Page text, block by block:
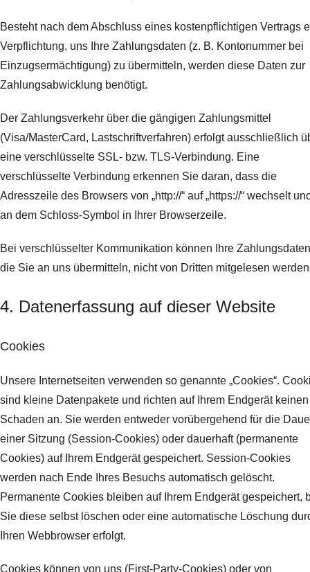
Besteht nach dem Abschluss eines kostenpflichtigen Vertrags
Verpflichtung, uns Ihre Zahlungsdaten (z. B. Kontonummer bei
Einzugsermächtigung) zu übermitteln, werden diese Daten zur
Zahlungsabwicklung benötigt.
Der Zahlungsverkehr über die gängigen Zahlungsmittel
(Visa/MasterCard, Lastschriftverfahren) erfolgt ausschließlich
eine verschlüsselte SSL- bzw. TLS-Verbindung. Eine
verschlüsselte Verbindung erkennen Sie daran, dass die
Adresszeile des Browsers von „http://“ auf „https://“ wechselt
an dem Schloss-Symbol in Ihrer Browserzeile.
Bei verschlüsselter Kommunikation können Ihre
die Sie an uns übermitteln, nicht von Dritten mitgelesen
4. Datenerfassung auf dieser Website
Cookies
Unsere Internetseiten verwenden so genannte „Cookies“.
sind kleine Datenpakete und richten auf Ihrem Endgerät keinen
Schaden an. Sie werden entweder vorübergehend für die
einer Sitzung (Session-Cookies) oder dauerhaft (permanente
Cookies) auf Ihrem Endgerät gespeichert. Session-Cookies
werden nach Ende Ihres Besuchs automatisch gelöscht.
Permanente Cookies bleiben auf Ihrem Endgerät gespeichert,
Sie diese selbst löschen oder eine automatische Löschung
Ihren Webbrowser erfolgt.
Cookies können von uns (First-Party-Cookies) oder von